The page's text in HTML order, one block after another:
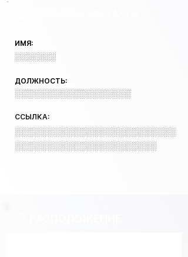
ИМЯ:
░░░░░░░
ДОЛЖНОСТЬ:
░░░░░░░░░░░░░░░░░░
ССЫЛКА:
░░░░░░░░░░░░░░░░░░░░░░░░░
░░░░░░░░░░░░░░░░░░░░░░